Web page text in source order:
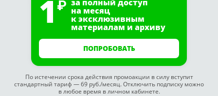
1 за полный доступ
на месяц
к эксклюзивным
материалам и архиву
ПОПРОБОВАТЬ
По истечении срока действия промоакции в силу вступит
стандартный тариф — 69 руб./месяц. Отключить подписку можно
в любое время в личном кабинете.